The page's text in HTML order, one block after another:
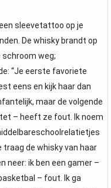
sleevetattoo op je
De whisky brandt op
weg;
“Je eerste favoriete
eens en kijk haar dan
maar de volgende
– heeft ze fout. Ik noem
traag de whisky van haar
neer: ik ben een gamer –
– fout. Ik ga